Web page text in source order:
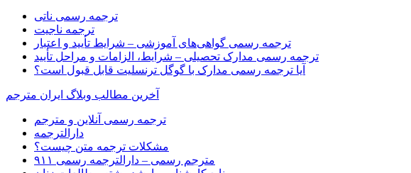
ترجمه رسمی ناتی
ترجمه ناجیت
ترجمه رسمی گواهی‌های آموزشی – شرایط تأیید و اعتبار
ترجمه رسمی مدارک تحصیلی – شرایط، الزامات و مراحل تأیید
آیا ترجمه رسمی مدارک با گوگل ترنسلیت قابل قبول است؟
آخرین مطالب وبلاگ ایران مترجم
ترجمه رسمی آنلاین و مترجم
دارالترجمه
مشکلات ترجمه متن چیست؟
مترجم رسمی – دارالترجمه رسمی ۹۱۱